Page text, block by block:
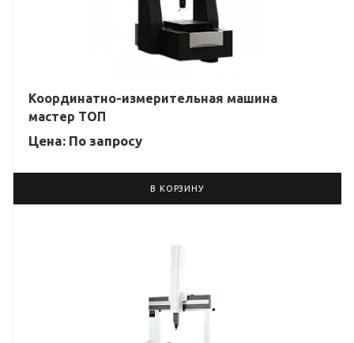
Координатно-измерительная машина
мастер ТОП
Цена: По запросу
В КОРЗИНУ